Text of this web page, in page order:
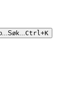
Søk...Ctrl+K